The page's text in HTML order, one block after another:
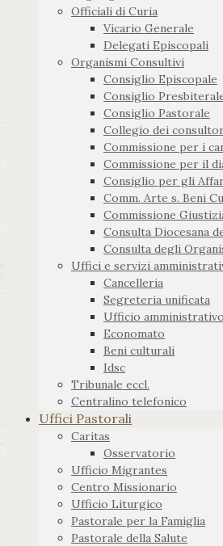
Officiali di Curia
Vicario Generale
Delegati Episcopali
Organismi Consultivi
Consiglio Episcopale
Consiglio
Consiglio Pastorale
Collegio dei
Commissione per i
Commissione per il
Consiglio per gli
Comm. Arte s. Beni
Commissione
Consulta Diocesana
Consulta degli
Uffici e servizi
Cancelleria
Segreteria unificata
Ufficio amministrativo
Economato
Beni culturali
Idsc
Tribunale eccl.
Centralino telefonico
Uffici Pastorali
Caritas
Osservatorio
Ufficio Migrantes
Centro Missionario
Ufficio Liturgico
Pastorale per la Famiglia
Pastorale della Salute